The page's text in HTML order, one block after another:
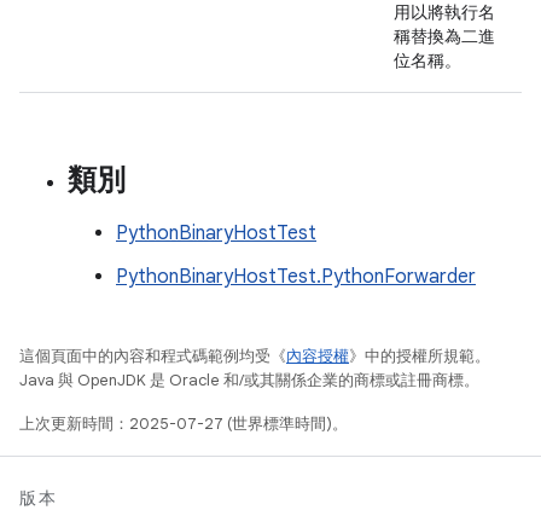
用以將執行名
稱替換為二進
位名稱。
類別
PythonBinaryHostTest
PythonBinaryHostTest.PythonForwarder
這個頁面中的內容和程式碼範例均受《內容授權》中的授權所規範。
Java 與 OpenJDK 是 Oracle 和/或其關係企業的商標或註冊商標。
上次更新時間：2025-07-27 (世界標準時間)。
版本